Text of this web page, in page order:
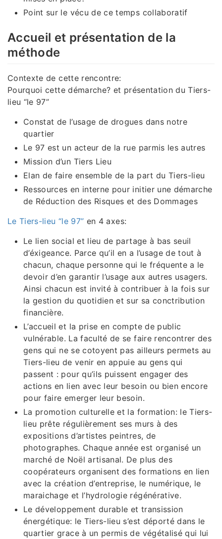
Point sur le vécu de ce temps collaboratif
Accueil et présentation de la
méthode
Contexte de cette rencontre:
Pourquoi cette démarche? et présentation du Tiers-
lieu “le 97”
Constat de l’usage de drogues dans notre
quartier
Le 97 est un acteur de la rue parmis les autres
Mission d’un Tiers Lieu
Elan de faire ensemble de la part du Tiers-lieu
Ressources en interne pour initier une démarche
de Réduction des Risques et des Dommages
Le Tiers-lieu “le 97” en 4 axes:
Le lien social et lieu de partage à bas seuil
d’éxigeance. Parce qu’il en a l’usage de tout à
chacun, chaque personne qui le fréquente a le
devoir d’en garantir l’usage aux autres usagers.
Ainsi chacun est invité à contribuer à la fois sur
la gestion du quotidien et sur sa conctribution
financière.
L’accueil et la prise en compte de public
vulnérable. La faculté de se faire rencontrer des
gens qui ne se cotoyent pas ailleurs permets au
Tiers-lieu de venir en appuie au gens qui
passent : pour qu’ils puissent engager des
actions en lien avec leur besoin ou bien encore
pour faire emerger leur besoin.
La promotion culturelle et la formation: le Tiers-
lieu prête régulièrement ses murs à des
expositions d’artistes peintres, de
photographes. Chaque année est organisé un
marché de Noël artisanal. De plus des
coopérateurs organisent des formations en lien
avec la création d’entreprise, le numérique, le
maraichage et l’hydrologie régénérative.
Le développement durable et transission
énergétique: le Tiers-lieu s’est déporté dans le
quartier grace à un permis de végétalisé qui lui